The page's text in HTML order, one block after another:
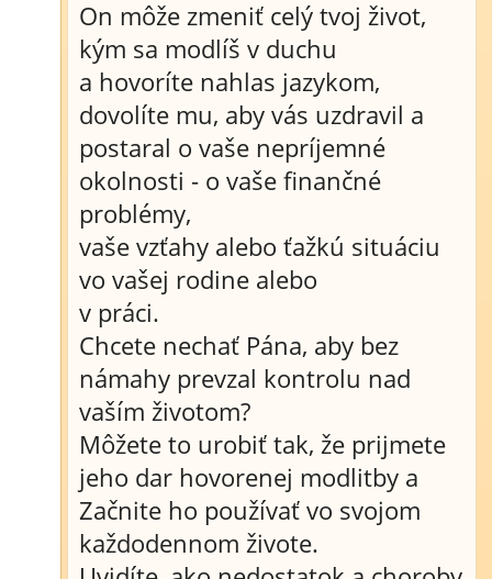
On môže zmeniť celý tvoj život,
kým sa modlíš v duchu
a hovoríte nahlas jazykom,
dovolíte mu, aby vás uzdravil a
postaral o vaše nepríjemné
okolnosti - o vaše finančné
problémy,
vaše vzťahy alebo ťažkú situáciu
vo vašej rodine alebo
v práci.
Chcete nechať Pána, aby bez
námahy prevzal kontrolu nad
vaším životom?
Môžete to urobiť tak, že prijmete
jeho dar hovorenej modlitby a
Začnite ho používať vo svojom
každodennom živote.